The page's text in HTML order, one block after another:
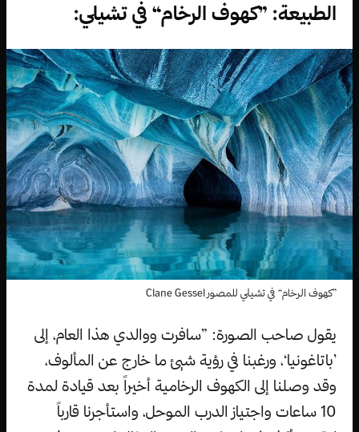
الطبيعة: ”كهوف الرخام“ في تشيلي:
”كهوف الرخام“ في تشيلي للمصور Clane Gessel
يقول صاحب الصورة: ”سافرت ووالدي هذا العام، إلى
’باتاغونيا‘، ورغبنا في رؤية شيئ ما خارج عن المألوف،
وقد وصلنا إلى الكهوف الرخامية أخيراً بعد قيادة لمدة
10 ساعات واجتياز الدرب الموحل، واستأجرنا قارباً